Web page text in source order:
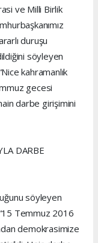
ve Milli Birlik
duruşu
söyleyen
kahramanlık
gecesi
darbe girişimini
DARBE
söyleyen
Temmuz 2016
demokrasimize